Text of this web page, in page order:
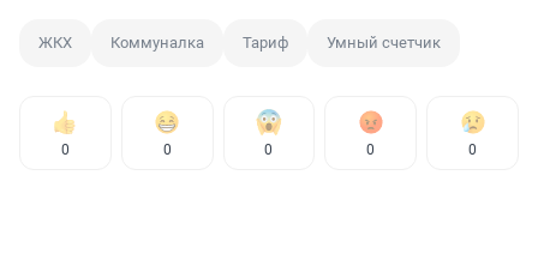
ЖКХ Коммуналка Тариф Умный счетчик
0 0 0 0 0